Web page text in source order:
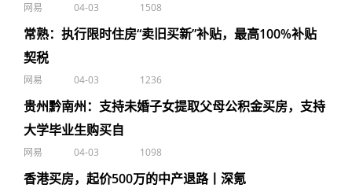
网易 04-03 1508
常熟：执行限时住房“卖旧买新”补贴，最高100%补贴
契税
网易 04-03 1236
贵州黔南州：支持未婚子女提取父母公积金买房，支持
大学毕业生购买自
网易 04-03 1098
香港买房，起价500万的中产退路丨深氪